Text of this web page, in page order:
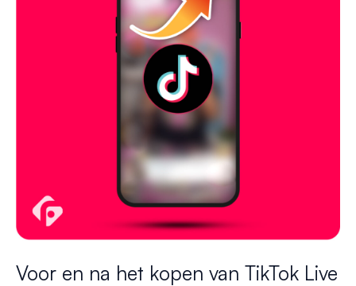
Voor en na het kopen van TikTok Live